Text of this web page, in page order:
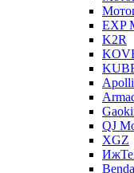
EXP
K2R
QJ
XGZ
Benda